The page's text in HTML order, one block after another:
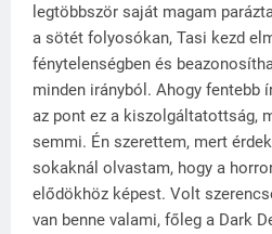
legtöbbször saját magam
a sötét folyosókan, Tasi kezd
fénytelenségben és
minden irányból. Ahogy fentebb
az pont ez a kiszolgáltatottság,
semmi. Én szerettem, mert
sokaknál olvastam, hogy a
elődökhöz képest. Volt
van benne valami, főleg a Dark